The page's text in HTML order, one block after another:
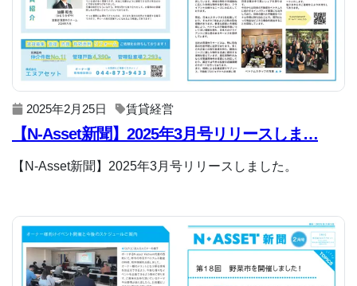
2025年2月25日 賃貸経営
【N-Asset新聞】2025年3月号リリースしま…
【N-Asset新聞】2025年3月号リリースしました。